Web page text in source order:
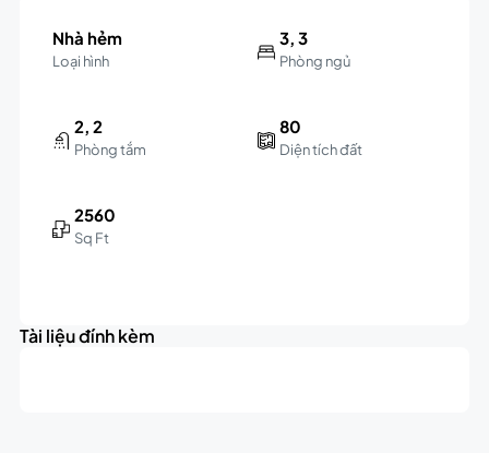
Nhà hẻm
Loại hình
3, 3
Phòng ngủ
2, 2
Phòng tắm
80
Diện tích đất
2560
Sq Ft
Tài liệu đính kèm